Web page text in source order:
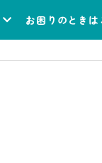
お困りのときは